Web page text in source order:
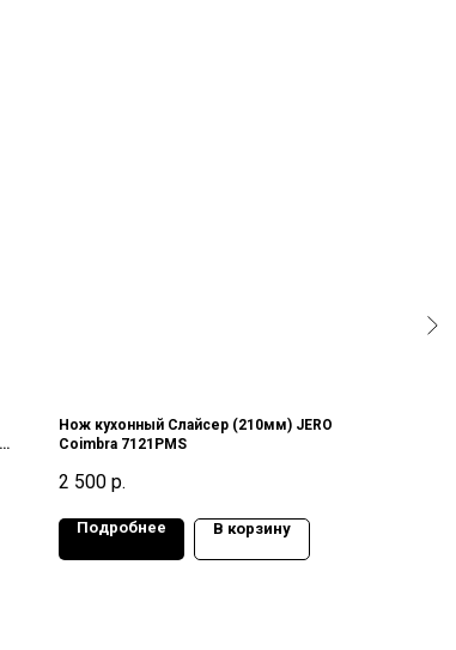
Нож кухонный Слайсер (210мм) JERO
Coimbra 7121PMS
2 500 р.
Подробнее В корзину